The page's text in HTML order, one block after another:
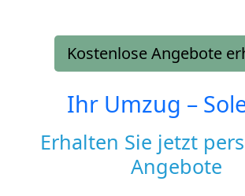
Kostenlose Angebote
Ihr Umzug –
Erhalten Sie jetzt
Angebote